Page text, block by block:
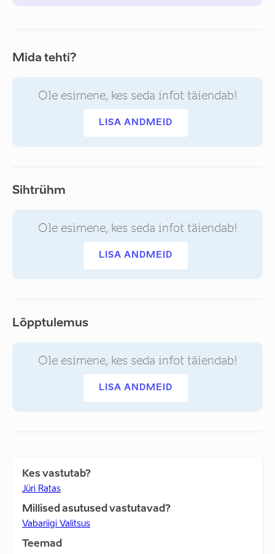
Mida tehti?
Ole esimene, kes seda infot täiendab!
LISA ANDMEID
Sihtrühm
Ole esimene, kes seda infot täiendab!
LISA ANDMEID
Lõpptulemus
Ole esimene, kes seda infot täiendab!
LISA ANDMEID
Kes vastutab?
Jüri Ratas
Millised asutused vastutavad?
Vabariigi Valitsus
Teemad